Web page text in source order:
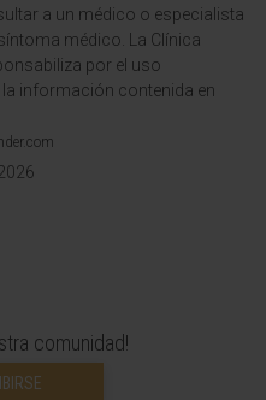
a un médico o especialista
médico. La Clínica
por el uso
información contenida en
comunidad!